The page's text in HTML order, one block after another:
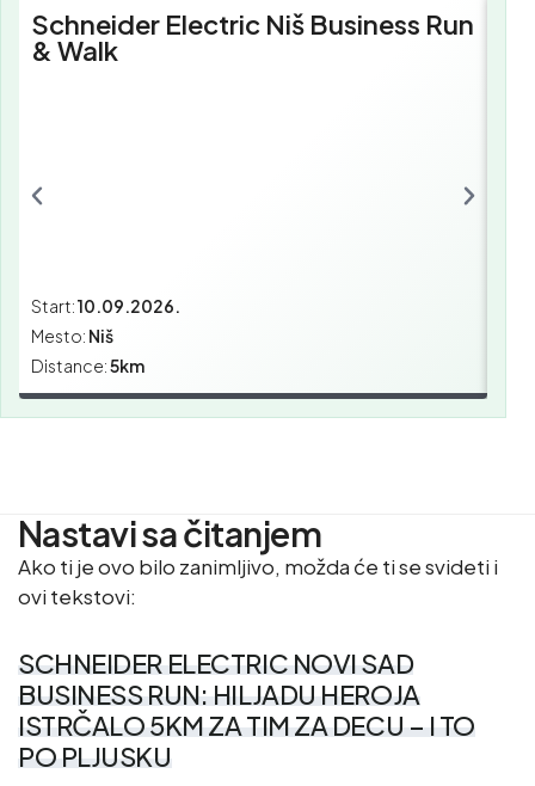
Schneider Electric Niš Business Run
& Walk
Start:10.09.2026.
Mesto: Niš
Distance:5km
Nastavi sa čitanjem
Ako ti je ovo bilo zanimljivo, možda će ti se svideti i
ovi tekstovi:
SCHNEIDER ELECTRIC NOVI SAD
BUSINESS RUN: HILJADU HEROJA
ISTRČALO 5KM ZA TIM ZA DECU – I TO
PO PLJUSKU